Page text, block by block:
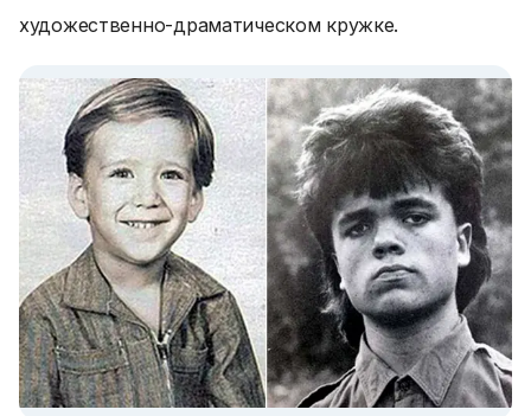
художественно-драматическом кружке.